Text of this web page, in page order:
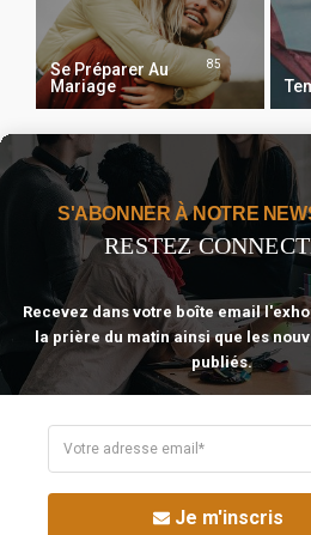
Se Préparer Au
Mariage
85
Recevoir Notre Newsletter
The real voyage of discovery consists
seeing with new eyes. All journeys
which the traveler is unaware.
S'ABONNER À NOTRE
RESTEZ
Recevez dans votre boîte email
la prière du matin ainsi que les
publiés.
Je m'inscris